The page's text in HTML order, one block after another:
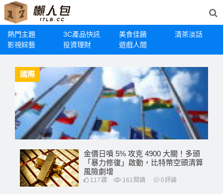
熱門主題 3C產品快訊 美食佳餚
清茶淡話
影視綜藝
投資理財 遊戲人間
國際
金價日噴 5% 攻克 4900 大關！多頭
「暴力修復」啟動，比特幣空頭清算
風險劇增
117讚 161 閱讀 0評論